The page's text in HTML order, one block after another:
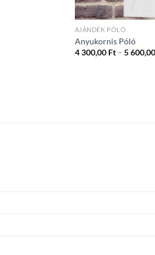
AJÁNDÉK PÓLÓ
Anyukornis Póló
4 300,00 Ft – 5 600,00